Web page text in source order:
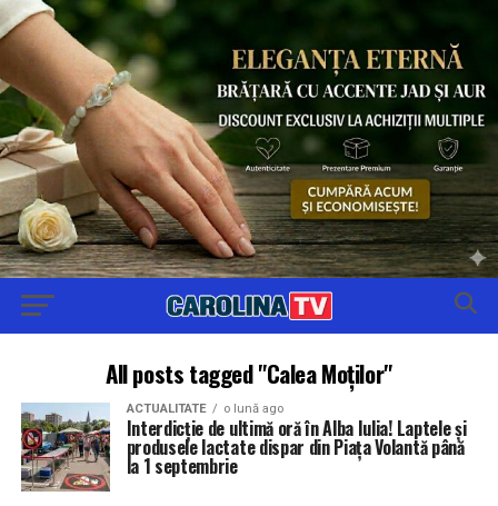
All posts tagged "Calea Moților"
ACTUALITATE o lună ago
Interdicție de ultimă oră în Alba Iulia! Laptele și
produsele lactate dispar din Piața Volantă până
la 1 septembrie